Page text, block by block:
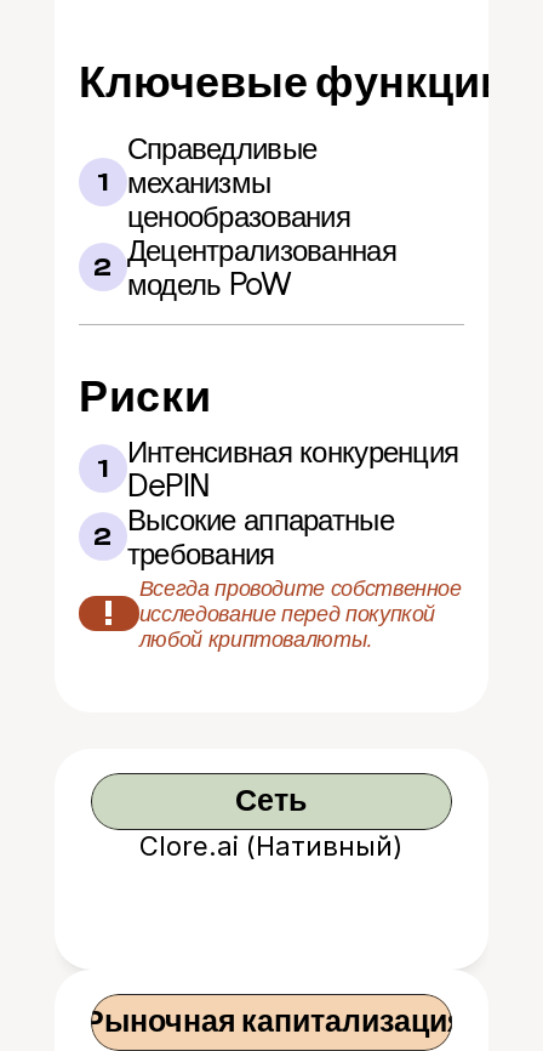
Ключевые функции
1
Справедливые
механизмы
ценообразования
2 Децентрализованная
модель PoW
Риски
1
Интенсивная конкуренция
DePIN
2
Высокие аппаратные
требования
!
Всегда проводите собственное
исследование перед покупкой
любой криптовалюты.
Сеть
Clore.ai (Нативный)
Рыночная капитализация